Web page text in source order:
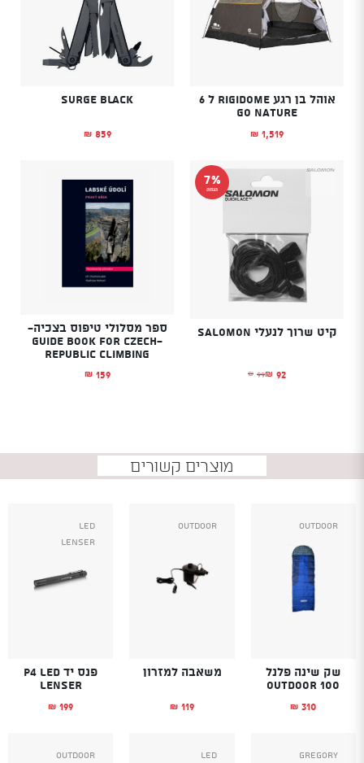
אוהל בן רגע RIGIDOME ל 6
GO NATURE
₪ 1,519
Surge Black
₪ 859
7%
הנחה
קיט שרוך לנעלי SALOMON
₪ 99
המחיר המקורי היה: ₪99.₪ 92 המחיר הנוכחי הוא: ₪92.
ספר מסלולי טיפוס בצכיה-
Guide book for Czech-
republic climbing
₪ 159
מוצרים קשורים
Outdoor
שק שינה פלנל
Outdoor 100
₪ 310
Outdoor
משאבה למזרון
₪ 119
Led
Lenser
פנס יד P4 LED
LENSER
₪ 199
Gregory
Led
Outdoor